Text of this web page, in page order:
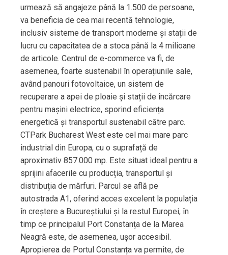
urmează să angajeze până la 1.500 de persoane,
va beneficia de cea mai recentă tehnologie,
inclusiv sisteme de transport moderne și stații de
lucru cu capacitatea de a stoca până la 4 milioane
de articole. Centrul de e-commerce va fi, de
asemenea, foarte sustenabil în operațiunile sale,
având panouri fotovoltaice, un sistem de
recuperare a apei de ploaie și stații de încărcare
pentru mașini electrice, sporind eficiența
energetică și transportul sustenabil către parc.
CTPark Bucharest West este cel mai mare parc
industrial din Europa, cu o suprafață de
aproximativ 857.000 mp. Este situat ideal pentru a
sprijini afacerile cu producția, transportul și
distribuția de mărfuri. Parcul se află pe
autostrada A1, oferind acces excelent la populația
în creștere a Bucureștiului și la restul Europei, în
timp ce principalul Port Constanța de la Marea
Neagră este, de asemenea, ușor accesibil.
Apropierea de Portul Constanța va permite, de